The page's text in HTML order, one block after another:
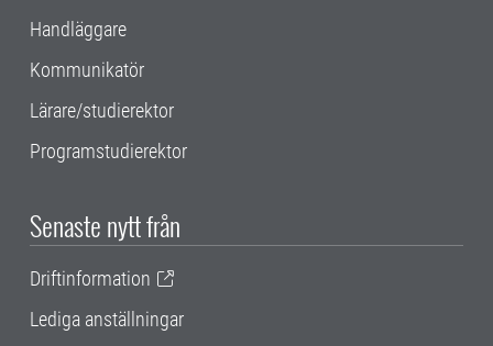
Handläggare
Kommunikatör
Lärare/studierektor
Programstudierektor
Senaste nytt från
Driftinformation
Lediga anställningar